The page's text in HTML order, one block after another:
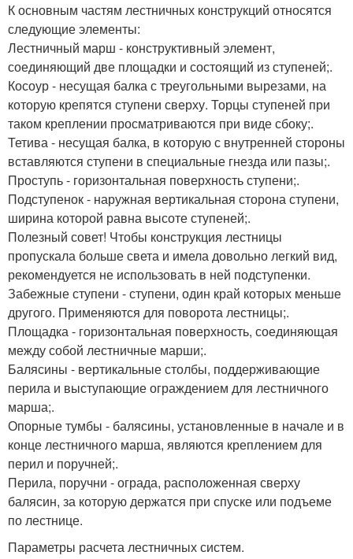
К основным частям лестничных конструкций относятся
следующие элементы:
Лестничный марш - конструктивный элемент,
соединяющий две площадки и состоящий из ступеней;.
Косоур - несущая балка с треугольными вырезами, на
которую крепятся ступени сверху. Торцы ступеней при
таком креплении просматриваются при виде сбоку;.
Тетива - несущая балка, в которую с внутренней стороны
вставляются ступени в специальные гнезда или пазы;.
Проступь - горизонтальная поверхность ступени;.
Подступенок - наружная вертикальная сторона ступени,
ширина которой равна высоте ступеней;.
Полезный совет! Чтобы конструкция лестницы
пропускала больше света и имела довольно легкий вид,
рекомендуется не использовать в ней подступенки.
Забежные ступени - ступени, один край которых меньше
другого. Применяются для поворота лестницы;.
Площадка - горизонтальная поверхность, соединяющая
между собой лестничные марши;.
Балясины - вертикальные столбы, поддерживающие
перила и выступающие ограждением для лестничного
марша;.
Опорные тумбы - балясины, установленные в начале и в
конце лестничного марша, являются креплением для
перил и поручней;.
Перила, поручни - ограда, расположенная сверху
балясин, за которую держатся при спуске или подъеме
по лестнице.
Параметры расчета лестничных систем.